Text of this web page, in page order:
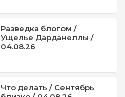
Разведка блогом /
Ущелье Дарданеллы /
04.08.26
Что делать / Сентябрь